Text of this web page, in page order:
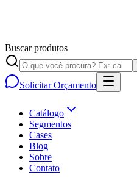
Buscar produtos
Solicitar Orçamento
Catálogo
Segmentos
Cases
Blog
Sobre
Contato